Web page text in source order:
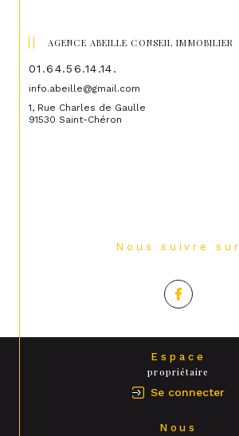
AGENCE ABEILLE CONSEIL IMMOBILIER
01.64.56.14.14.
info.abeille@gmail.com
1, Rue Charles de Gaulle
91530 Saint-Chéron
Nous suivre sur
Espace
propriétaire
Se connecter
Nous